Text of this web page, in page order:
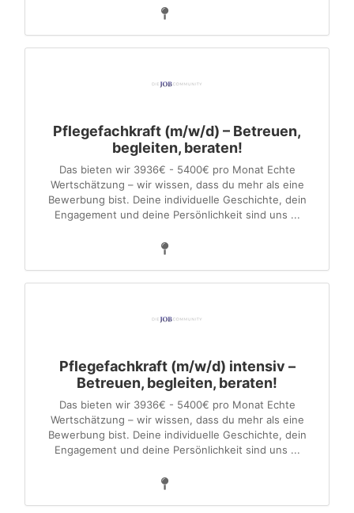
Pflegefachkraft (m/w/d) – Betreuen,
begleiten, beraten!
Das bieten wir 3936€ - 5400€ pro Monat Echte
Wertschätzung – wir wissen, dass du mehr als eine
Bewerbung bist. Deine individuelle Geschichte, dein
Engagement und deine Persönlichkeit sind uns ...
Pflegefachkraft (m/w/d) intensiv –
Betreuen, begleiten, beraten!
Das bieten wir 3936€ - 5400€ pro Monat Echte
Wertschätzung – wir wissen, dass du mehr als eine
Bewerbung bist. Deine individuelle Geschichte, dein
Engagement und deine Persönlichkeit sind uns ...